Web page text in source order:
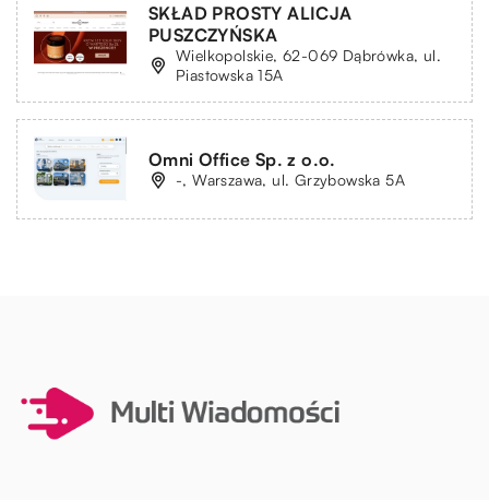
SKŁAD PROSTY ALICJA
PUSZCZYŃSKA
Wielkopolskie, 62-069 Dąbrówka, ul.
Piastowska 15A
Omni Office Sp. z o.o.
-, Warszawa, ul. Grzybowska 5A